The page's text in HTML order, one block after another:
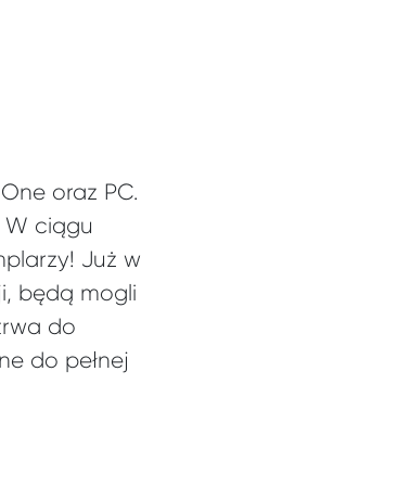
oraz PC.
W ciągu
Już w
będą mogli
do
do pełnej